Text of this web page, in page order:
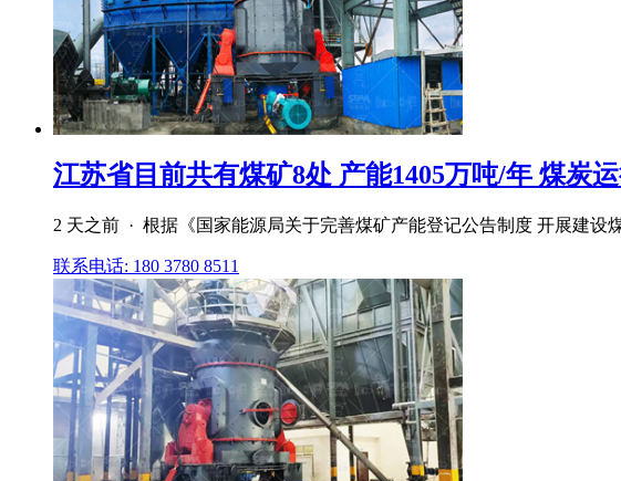
江苏省目前共有煤矿8处 产能1405万吨/年 煤炭
2 天之前 · 根据《国家能源局关于完善煤矿产能登记公告制度 开展建设
联系电话: 180 3780 8511